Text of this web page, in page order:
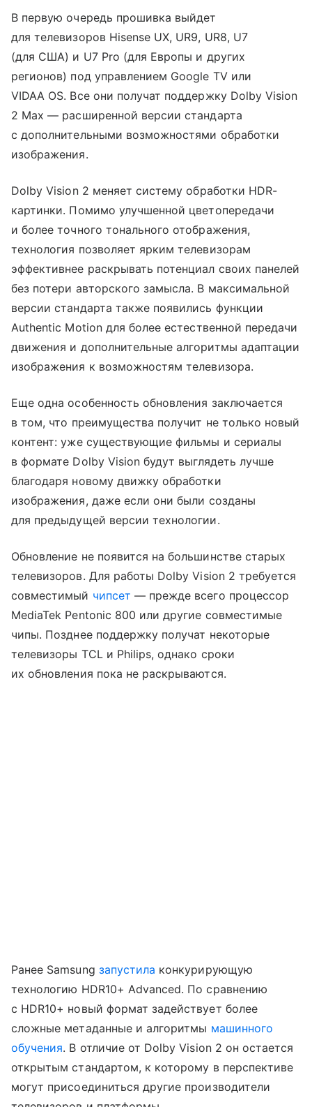
В первую очередь прошивка выйдет
для телевизоров Hisense UX, UR9, UR8, U7
(для США) и U7 Pro (для Европы и других
регионов) под управлением Google TV или
VIDAA OS. Все они получат поддержку Dolby Vision
2 Max — расширенной версии стандарта
с дополнительными возможностями обработки
изображения.
Dolby Vision 2 меняет систему обработки HDR-
картинки. Помимо улучшенной цветопередачи
и более точного тонального отображения,
технология позволяет ярким телевизорам
эффективнее раскрывать потенциал своих панелей
без потери авторского замысла. В максимальной
версии стандарта также появились функции
Authentic Motion для более естественной передачи
движения и дополнительные алгоритмы адаптации
изображения к возможностям телевизора.
Еще одна особенность обновления заключается
в том, что преимущества получит не только новый
контент: уже существующие фильмы и сериалы
в формате Dolby Vision будут выглядеть лучше
благодаря новому движку обработки
изображения, даже если они были созданы
для предыдущей версии технологии.
Обновление не появится на большинстве старых
телевизоров. Для работы Dolby Vision 2 требуется
совместимый чипсет — прежде всего процессор
MediaTek Pentonic 800 или другие совместимые
чипы. Позднее поддержку получат некоторые
телевизоры TCL и Philips, однако сроки
их обновления пока не раскрываются.
Ранее Samsung запустила конкурирующую
технологию HDR10+ Advanced. По сравнению
с HDR10+ новый формат задействует более
сложные метаданные и алгоритмы машинного
обучения. В отличие от Dolby Vision 2 он остается
открытым стандартом, к которому в перспективе
могут присоединиться другие производители